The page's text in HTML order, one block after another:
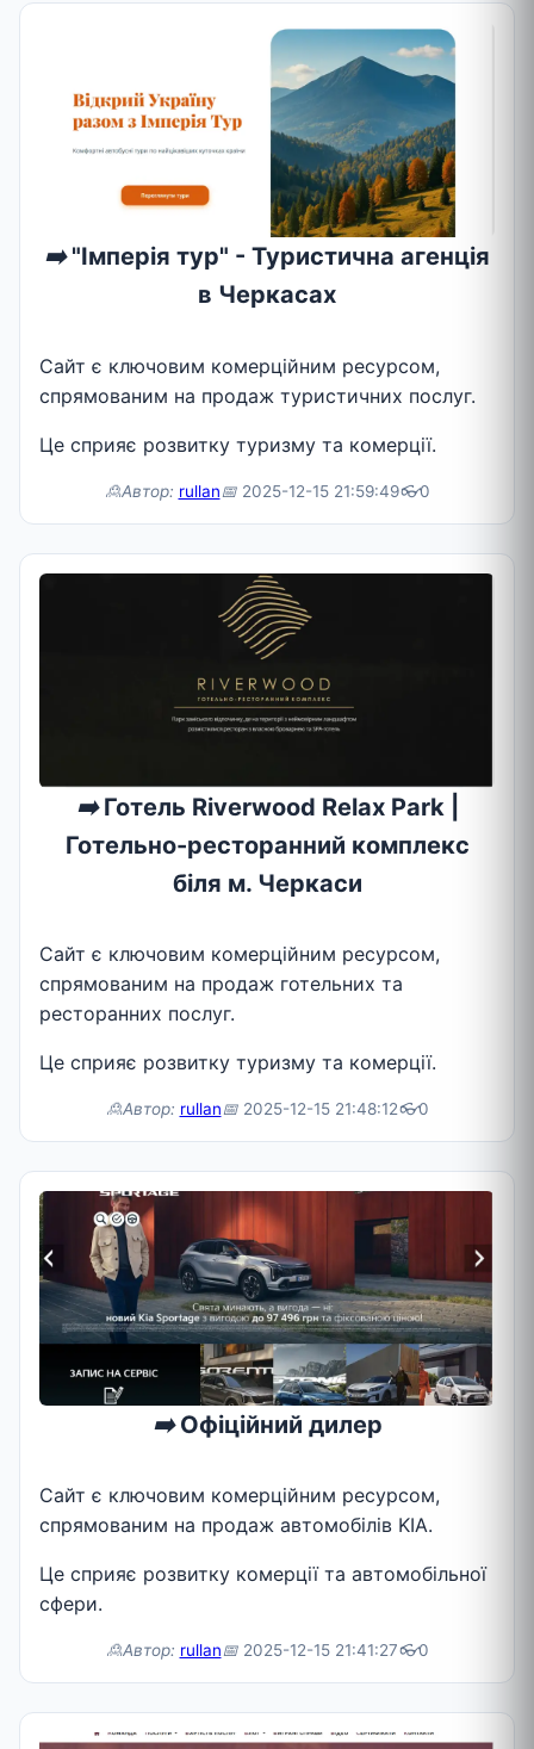
➡️"Імперія тур" - Туристична агенція
в Черкасах
Сайт є ключовим комерційним ресурсом,
спрямованим на продаж туристичних послуг.
Це сприяє розвитку туризму та комерції.
🙎Автор: rullan📅2025-12-15 21:59:49👓0
➡️Готель Riverwood Relax Park |
Готельно-ресторанний комплекс
біля м. Черкаси
Сайт є ключовим комерційним ресурсом,
спрямованим на продаж готельних та
ресторанних послуг.
Це сприяє розвитку туризму та комерції.
🙎Автор: rullan📅2025-12-15 21:48:12👓0
➡️Офіційний дилер
Сайт є ключовим комерційним ресурсом,
спрямованим на продаж автомобілів KIA.
Це сприяє розвитку комерції та автомобільної
сфери.
🙎Автор: rullan📅2025-12-15 21:41:27👓0